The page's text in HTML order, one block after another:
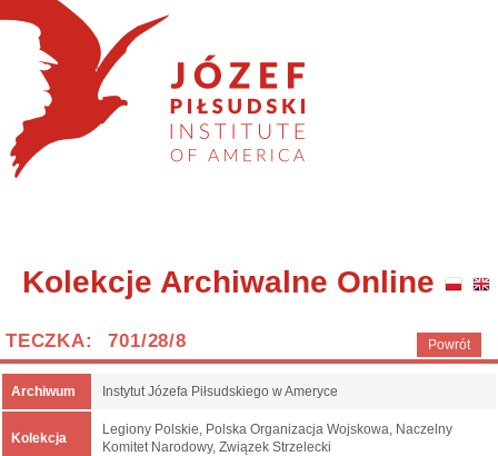
Kolekcje Archiwalne Online
Powrót
TECZKA: 701/28/8
Archiwum Instytut Józefa Piłsudskiego w Ameryce
Kolekcja
Legiony Polskie, Polska Organizacja Wojskowa, Naczelny
Komitet Narodowy, Związek Strzelecki